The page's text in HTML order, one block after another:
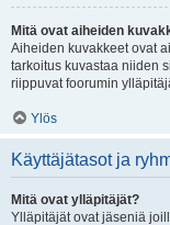
Mitä ovat aiheiden
Aiheiden kuvakkeet ovat
tarkoitus kuvastaa niiden
riippuvat foorumin
Ylös
Käyttäjätasot ja
Mitä ovat ylläpitäjät?
Ylläpitäjät ovat jäseniä